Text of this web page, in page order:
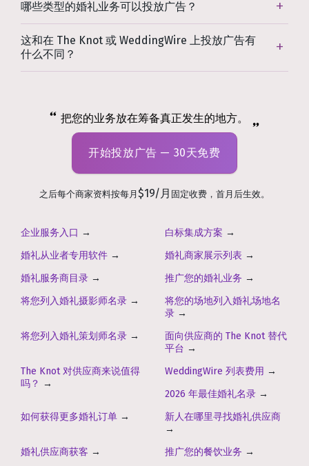
哪些类型的婚礼业务可以投放广告？
这和在 The Knot 或 WeddingWire 上投放广告有
什么不同？
把您的业务放在筹备真正发生的地方。
开始投放广告 — 30天免费
之后每个商家资料按每月 $19/月 固定收费，首月后生效。
企业服务入口 → 白标集成方案 →
婚礼从业者专用软件 → 婚礼商家展示列表 →
婚礼服务商目录 → 推广您的婚礼业务 →
将您列入婚礼摄影师名录 →
将您的场地列入婚礼场地名
录 →
将您列入婚礼策划师名录 →
面向供应商的 The Knot 替代
平台 →
The Knot 对供应商来说值得
吗？ →
WeddingWire 列表费用 →
2026 年最佳婚礼名录 →
如何获得更多婚礼订单 →
新人在哪里寻找婚礼供应商
→
婚礼供应商获客 → 推广您的餐饮业务 →